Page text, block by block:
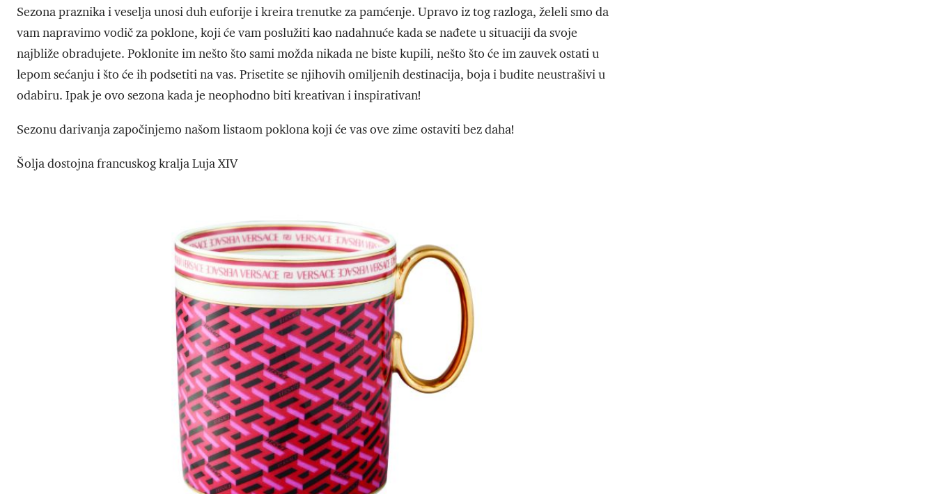
Sezona praznika i veselja unosi duh euforije i kreira trenutke za pamćenje. Upravo iz tog razloga, želeli smo da
vam napravimo vodič za poklone, koji će vam poslužiti kao nadahnuće kada se nađete u situaciji da svoje
najbliže obradujete. Poklonite im nešto što sami možda nikada ne biste kupili, nešto što će im zauvek ostati u
lepom sećanju i što će ih podsetiti na vas. Prisetite se njihovih omiljenih destinacija, boja i budite neustrašivi u
odabiru. Ipak je ovo sezona kada je neophodno biti kreativan i inspirativan!
Sezonu darivanja započinjemo našom listaom poklona koji će vas ove zime ostaviti bez daha!
Šolja dostojna francuskog kralja Luja XIV